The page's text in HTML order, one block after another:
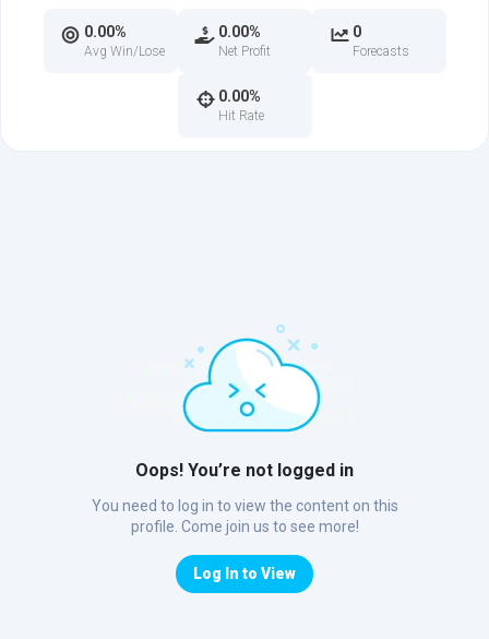
Oops! You’re not logged in
You need to log in to view the content on this
profile. Come join us to see more!
Log In to View
0.00%
Avg Win/Lose
0.00%
Net Profit
0
Forecasts
0.00%
Hit Rate